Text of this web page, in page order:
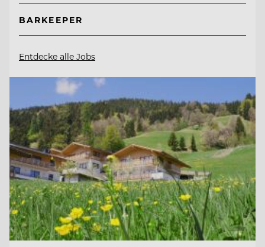
BARKEEPER
Entdecke alle Jobs